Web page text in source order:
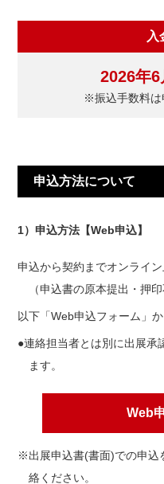
入
2026年6
※振込手数料は
申込方法について
1）申込方法【Web申込】
申込から契約までオンライン
（申込書の原本提出・押印
以下「Web申込フォーム」
●連絡担当者とは別に出展承
ます。
Web
※出展申込書(書面)での申込
絡ください。